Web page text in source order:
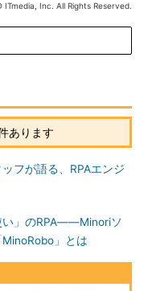
Inc. All Rights Reserved.
あります
フが語る、RPAエンジ
い」のRPA――Minoriソ
」とは